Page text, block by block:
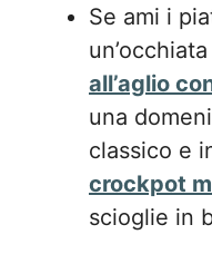
Se ami i
all’aglio
una
classico e
crockpot
scioglie in